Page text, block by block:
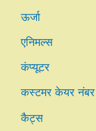
ऊर्जा
एनिमल्स
कंप्यूटर
कस्टमर केयर नंबर
कैट्स